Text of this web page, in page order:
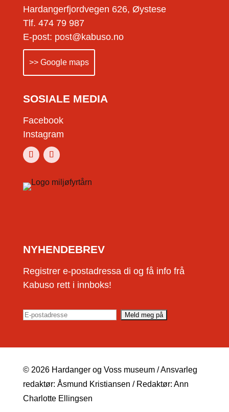
Hardangerfjordvegen 626, Øystese
Tlf. 474 79 987
E-post: post@kabuso.no
>> Google maps
SOSIALE MEDIA
Facebook
Instagram
NYHENDEBREV
Registrer e-postadressa di og få info frå
Kabuso rett i innboks!
© 2026 Hardanger og Voss museum / Ansvarleg
redaktør: Åsmund Kristiansen / Redaktør: Ann
Charlotte Ellingsen